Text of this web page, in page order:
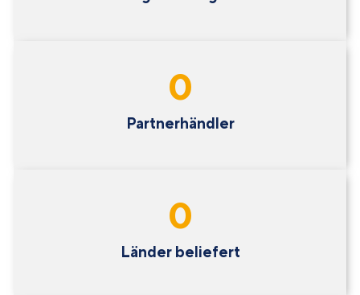
Partnerhändler
0
Länder beliefert
0